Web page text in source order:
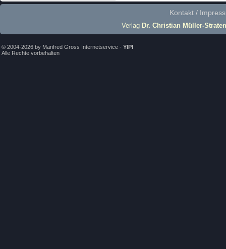
Kontakt /
Verlag Dr. Christian Müller-Straten
© 2004-2026 by Manfred Gross Internetservice - YIPI
Alle Rechte vorbehalten